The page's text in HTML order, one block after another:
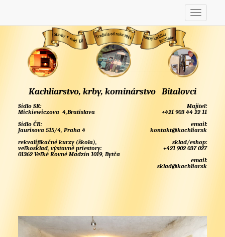
Kachliarstvo, krby, kominárstvo Bitalovci
Sídlo SR:
Mickiewiczova 4,Bratislava
Sídlo ČR:
Jaurisova 515/4, Praha 4
rekvalifikačné kurzy (škola),
veľkosklad, výstavné priestory:
01362 Veľké Rovné Madzín 1019, Bytča
Majiteľ:
+421 903 44 22 11
email:
kontakt@kachliar.sk
sklad/eshop:
+421 902 037 027
email:
sklad@kachliar.sk